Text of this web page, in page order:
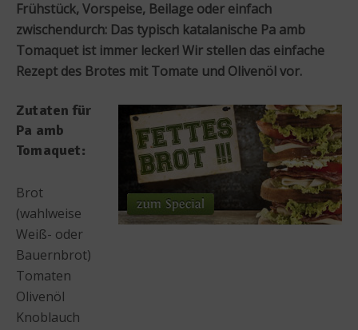
Frühstück, Vorspeise, Beilage oder einfach
zwischendurch: Das typisch katalanische Pa amb
Tomaquet ist immer lecker! Wir stellen das einfache
Rezept des Brotes mit Tomate und Olivenöl vor.
Zutaten für
Pa amb
Tomaquet:
Brot
(wahlweise
Weiß- oder
Bauernbrot)
Tomaten
Olivenöl
Knoblauch